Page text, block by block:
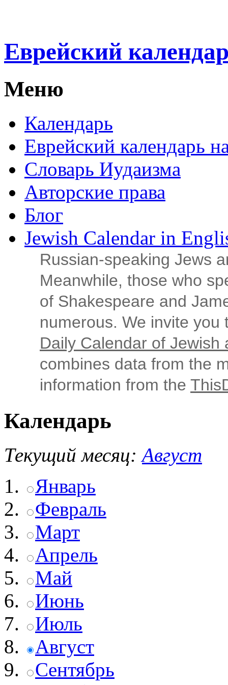
Еврейский
Меню
Календарь
Еврейский календарь
Словарь Иудаизма
Авторские права
Блог
Jewish Calendar in
Russian‑speaking Jews
Meanwhile, those who
of Shakespeare and
numerous. We invite
Daily Calendar of Jewish
combines data from the
information from the
Календарь
Текущий месяц: Август
Январь
Февраль
Март
Апрель
Май
Июнь
Июль
Август
Сентябрь